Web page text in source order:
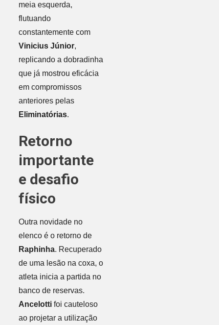
meia esquerda,
flutuando
constantemente com
Vinicius Júnior,
replicando a dobradinha
que já mostrou eficácia
em compromissos
anteriores pelas
Eliminatórias.
Retorno
importante
e desafio
físico
Outra novidade no
elenco é o retorno de
Raphinha. Recuperado
de uma lesão na coxa, o
atleta inicia a partida no
banco de reservas.
Ancelottifoi cauteloso
ao projetar a utilização